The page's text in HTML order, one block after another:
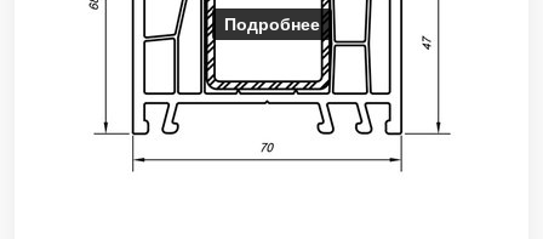
Подробнее